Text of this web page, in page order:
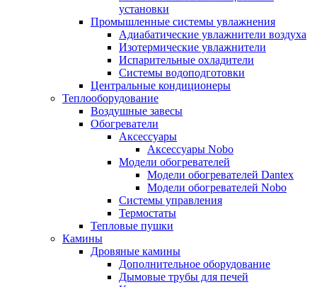
установки
Промышленные системы увлажнения
Адиабатические увлажнители воздуха
Изотермические увлажнители
Испарительные охладители
Системы водоподготовки
Центральные кондиционеры
Теплооборудование
Воздушные завесы
Обогреватели
Аксессуары
Аксессуары Nobo
Модели обогревателей
Модели обогревателей Dantex
Модели обогревателей Nobo
Системы управления
Термостаты
Тепловые пушки
Камины
Дровяные камины
Дополнительное оборудование
Дымовые трубы для печей